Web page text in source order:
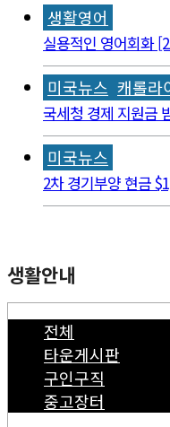
생활영어
실용적인 영어회화
미국뉴스 캐롤라
국세청 경제 지원금
미국뉴스
2차 경기부양 현금
생활안내
전체
타운게시판
구인구직
중고장터